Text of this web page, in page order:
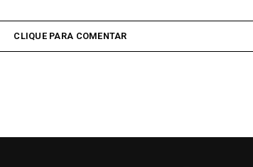
CLIQUE PARA COMENTAR